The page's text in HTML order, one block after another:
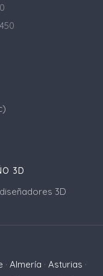
3D
3D
· Almería · Asturias ·